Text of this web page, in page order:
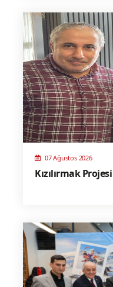
07 Ağustos 2026
Kızılırmak